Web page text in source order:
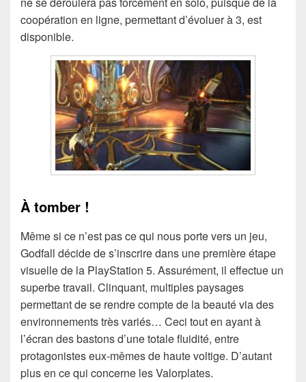
coopération en ligne, permettant d’évoluer à 3, est
disponible.
À tomber !
Même si ce n’est pas ce qui nous porte vers un jeu,
Godfall décide de s’inscrire dans une première étape
visuelle de la PlayStation 5. Assurément, il effectue un
superbe travail. Clinquant, multiples paysages
permettant de se rendre compte de la beauté via des
environnements très variés… Ceci tout en ayant à
l’écran des bastons d’une totale fluidité, entre
protagonistes eux-mêmes de haute voltige. D’autant
plus en ce qui concerne les Valorplates.